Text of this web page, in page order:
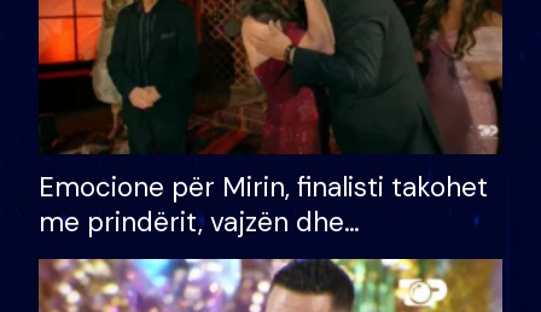
Emocione për Mirin, finalisti takohet
me prindërit, vajzën dhe
bashkëshorten: S’kemi ndonjë letër
divorci apo jo?